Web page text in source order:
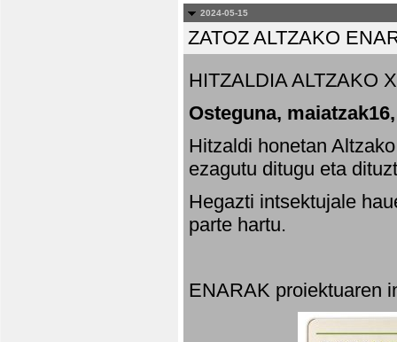
2024-05-15
ZATOZ ALTZAKO
HITZALDIA ALTZAKO
Osteguna,
Hitzaldi honetan
ezagutu ditugu eta
Hegazti intsektujale
parte hartu.
ENARAK proiektuaren